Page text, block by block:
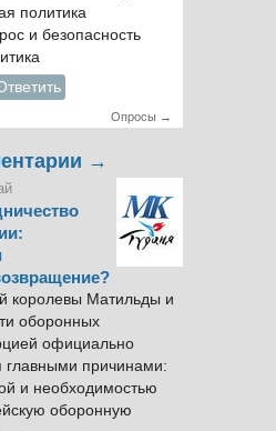
политика
и безопасность
Опросы →
→
королевы Матильды и
оборонных
официально
главными причинами:
и необходимостью
оборонную